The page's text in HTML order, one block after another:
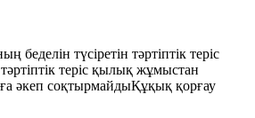
беделін түсіретін тәртіптік теріс
теріс қылық жұмыстан
әкеп соқтырмайдыҚұқық қорғау